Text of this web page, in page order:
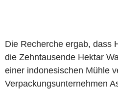
Die Recherche ergab, dass
die Zehntausende Hektar
einer indonesischen Mühle
Verpackungsunternehmen